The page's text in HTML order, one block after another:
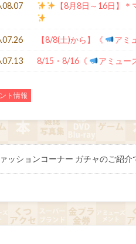
【8月8日～16日】
【8/8(土)から】《 アミ
8/15・8/16《 アミュー
ト情報
ッションコーナー ガチャのご紹